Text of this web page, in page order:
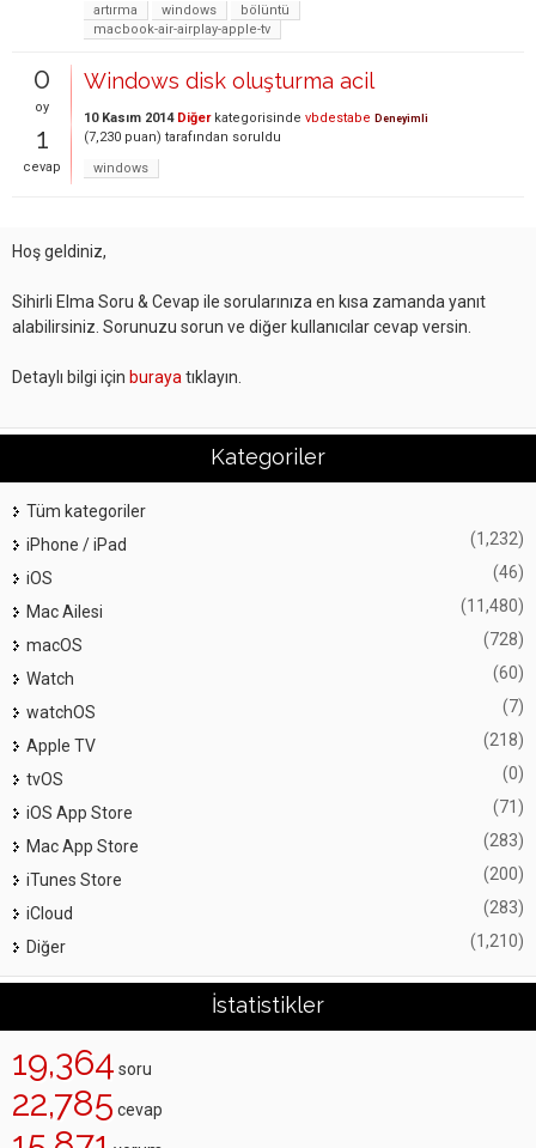
artırma
windows
bölüntü
macbook-air-airplay-apple-tv
0
oy
1
cevap
Windows disk oluşturma acil
10 Kasım 2014 Diğerkategorisinde vbdestabe Deneyimli
(7,230 puan) tarafından soruldu
windows
Hoş geldiniz,
Sihirli Elma Soru & Cevap ile sorularınıza en kısa zamanda yanıt
alabilirsiniz. Sorunuzu sorun ve diğer kullanıcılar cevap versin.
Detaylı bilgi için buraya tıklayın.
Kategoriler
Tüm kategoriler
iPhone / iPad
(1,232)
iOS (46)
Mac Ailesi (11,480)
macOS (728)
Watch (60)
watchOS (7)
Apple TV (218)
tvOS (0)
iOS App Store (71)
Mac App Store (283)
iTunes Store (200)
iCloud (283)
Diğer (1,210)
İstatistikler
19,364 soru
22,785 cevap